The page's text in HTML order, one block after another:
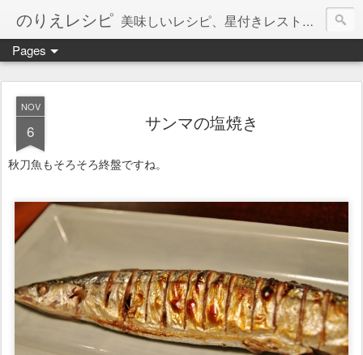
のりえレシピ 美味しいレシピ、星付きレストラン、絶品お取り寄せを紹介しています。
Pages
NOV
6 サンマの塩焼き
秋刀魚もそろそろ終盤ですね。